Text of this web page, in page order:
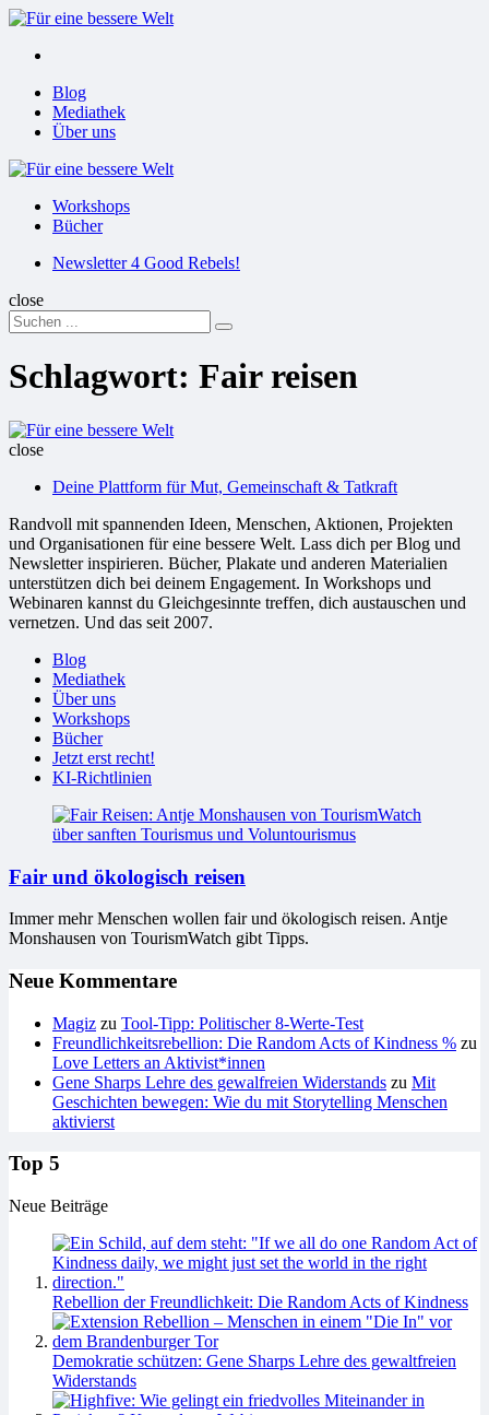
Menu
Menu
Blog
Mediathek
Über uns
Für
Workshops
Bücher
SuchenNewsletter 4 Good Rebels!
close
Search
for:
Suchen
Schlagwort: Fair reisen
Für
Welt
close
Deine Plattform für Mut, Gemeinschaft & Tatkraft
Randvoll mit spannenden Ideen, Menschen, Aktionen, Projekten
und Organisationen für eine bessere Welt. Lass dich per Blog und
Newsletter inspirieren. Bücher, Plakate und anderen Materialien
unterstützen dich bei deinem Engagement. In Workshops und
Webinaren kannst du Gleichgesinnte treffen, dich austauschen und
vernetzen. Und das seit 2007.
Blog
Mediathek
Über uns
Workshops
Bücher
Jetzt erst recht!
KI-Richtlinien
Fair und ökologisch reisen
Immer mehr Menschen wollen fair und ökologisch reisen. Antje
Monshausen von TourismWatch gibt Tipps.
Neue Kommentare
Magiz zu Tool-Tipp: Politischer 8-Werte-Test
Freundlichkeitsrebellion: Die Random Acts of Kindness % zu
Love Letters an Aktivist*innen
Gene Sharps Lehre des gewalfreien Widerstands zu Mit
Geschichten bewegen: Wie du mit Storytelling Menschen
aktivierst
Top 5
Neue Beiträge
Rebellion der Freundlichkeit: Die Random Acts of Kindness
Demokratie schützen: Gene Sharps Lehre des gewaltfreien
Widerstands